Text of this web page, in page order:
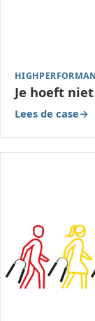
Je hoeft
Lees de case